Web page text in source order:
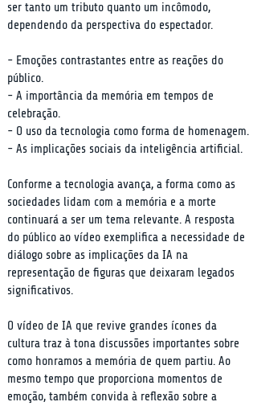
ser tanto um tributo quanto um incômodo,
dependendo da perspectiva do espectador.
- Emoções contrastantes entre as reações do
público.
- A importância da memória em tempos de
celebração.
- O uso da tecnologia como forma de homenagem.
- As implicações sociais da inteligência artificial.
Conforme a tecnologia avança, a forma como as
sociedades lidam com a memória e a morte
continuará a ser um tema relevante. A resposta
do público ao vídeo exemplifica a necessidade de
diálogo sobre as implicações da IA na
representação de figuras que deixaram legados
significativos.
O vídeo de IA que revive grandes ícones da
cultura traz à tona discussões importantes sobre
como honramos a memória de quem partiu. Ao
mesmo tempo que proporciona momentos de
emoção, também convida à reflexão sobre a